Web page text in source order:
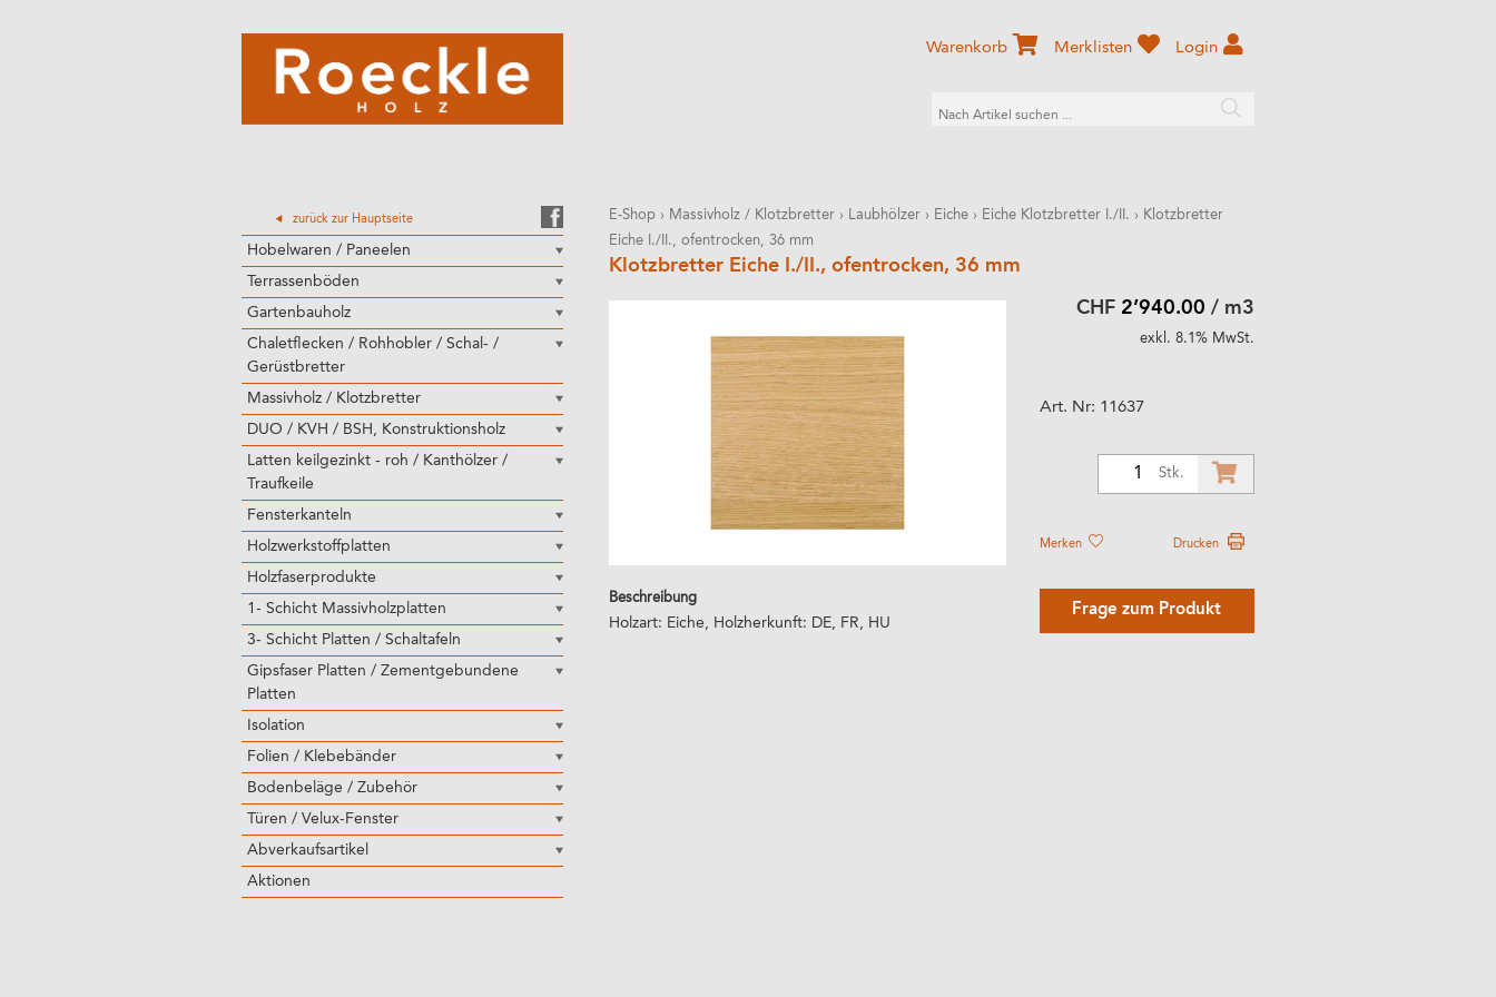
zurück zur Hauptseite
Hobelwaren / Paneelen
Terrassenböden
Gartenbauholz
Chaletflecken / Rohhobler / Schal- /
Gerüstbretter
Massivholz / Klotzbretter
DUO / KVH / BSH, Konstruktionsholz
Latten keilgezinkt - roh / Kanthölzer /
Traufkeile
Fensterkanteln
Holzwerkstoffplatten
Holzfaserprodukte
1- Schicht Massivholzplatten
3- Schicht Platten / Schaltafeln
Gipsfaser Platten / Zementgebundene
Platten
Isolation
Folien / Klebebänder
Bodenbeläge / Zubehör
Türen / Velux-Fenster
Abverkaufsartikel
Aktionen
Warenkorb Merklisten Login
E-Shop › Massivholz / Klotzbretter › Laubhölzer › Eiche › Eiche Klotzbretter I./II. › Klotzbretter
Eiche I./II., ofentrocken, 36 mm
Klotzbretter Eiche I./II., ofentrocken, 36 mm
Beschreibung
Holzart: Eiche, Holzherkunft: DE, FR, HU
CHF 2’940.00 / m3
exkl. 8.1% MwSt.
Art. Nr: 11637
Stk.
Merken Drucken
Frage zum Produkt